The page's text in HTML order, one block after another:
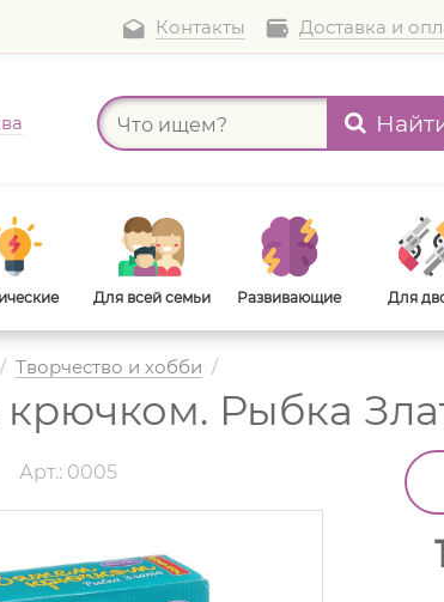
Контакты Доставка и
Для всей семьи Развивающие Для
/ Творчество и хобби /
Рыбка
Арт.: 0005